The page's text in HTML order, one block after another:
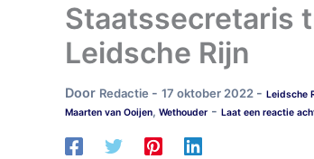
Staatssecretaris
Leidsche Rijn
Door Redactie - 17 oktober 2022 - Leidsche
Maarten van Ooijen, Wethouder - Laat een reactie